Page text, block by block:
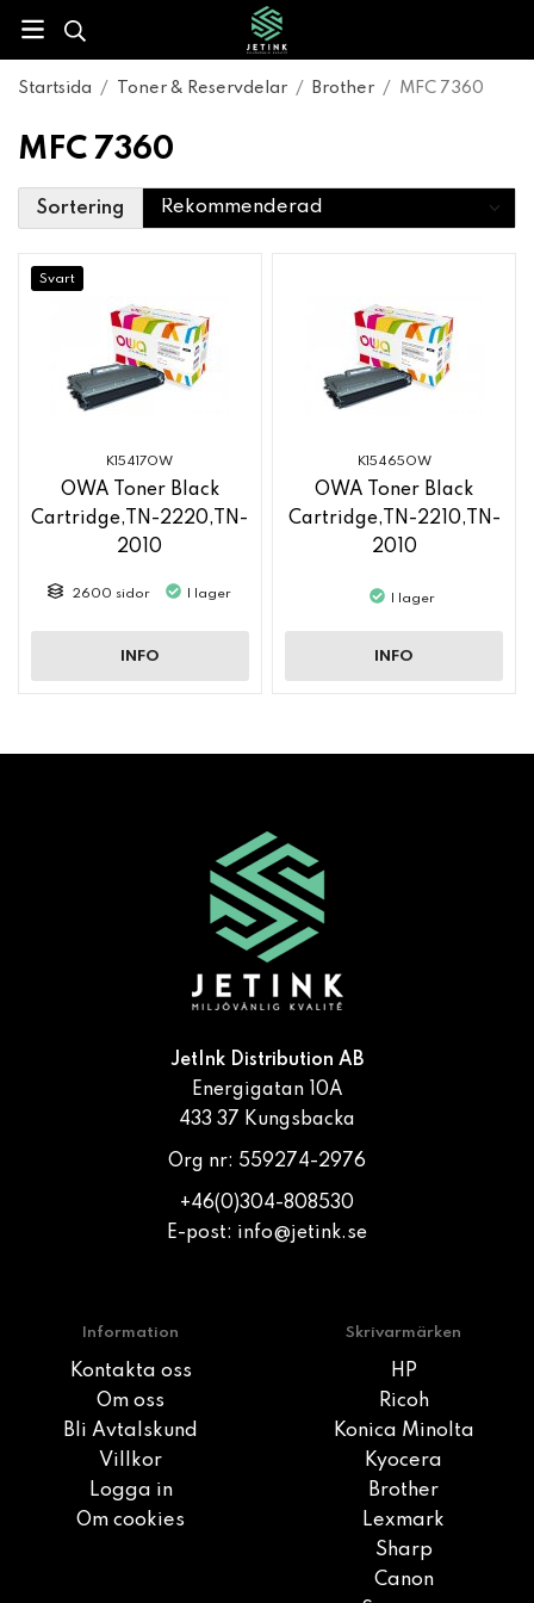
Startsida / Toner & Reservdelar / Brother / MFC 7360
MFC 7360
Sortering
Svart
K15417OW
OWA Toner Black
Cartridge,TN-2220,TN-
2010
2600 sidor I lager
INFO
K15465OW
OWA Toner Black
Cartridge,TN-2210,TN-
2010
I lager
INFO
JetInk Distribution AB
Energigatan 10A
433 37 Kungsbacka
Org nr: 559274-2976
+46(0)304-808530
E-post: info@jetink.se
Information
Kontakta oss
Om oss
Bli Avtalskund
Villkor
Logga in
Om cookies
Skrivarmärken
HP
Ricoh
Konica Minolta
Kyocera
Brother
Lexmark
Sharp
Canon